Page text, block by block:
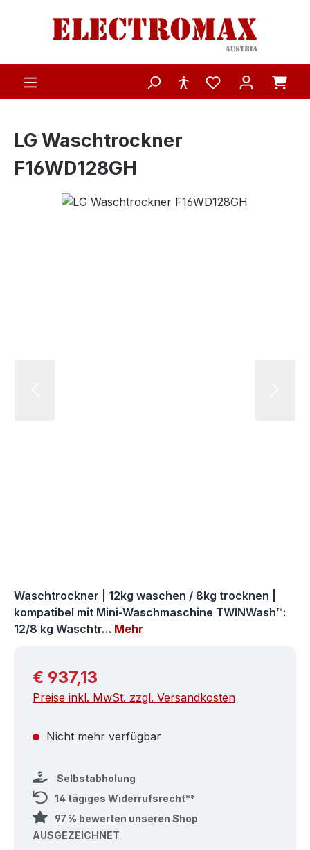
Zum Hauptinhalt springen
LG Waschtrockner
F16WD128GH
Bildergalerie überspringen
Waschtrockner | 12kg waschen / 8kg trocknen |
kompatibel mit Mini-Waschmaschine TWINWash™:
12/8 kg Waschtr… Mehr
Regulärer Preis:
€ 937,13
Preise inkl. MwSt. zzgl. Versandkosten
Nicht mehr verfügbar
Selbstabholung
14 tägiges Widerrufsrecht**
97 % bewerten unseren Shop
AUSGEZEICHNET